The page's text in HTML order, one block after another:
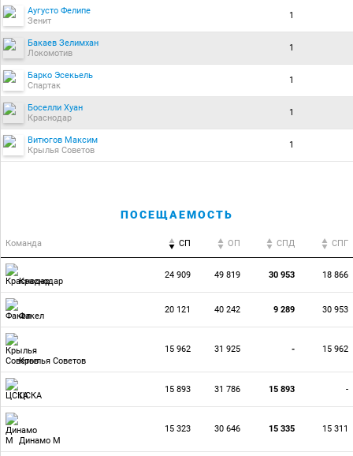
Аугусто Фелипе
Зенит
1
Бакаев Зелимхан
Локомотив
1
Барко Эсекьель
Спартак
1
Боселли Хуан
Краснодар
1
Витюгов Максим
Крылья Советов
1
ПОСЕЩАЕМОСТЬ
Команда СП ОП CПД CПГ
Краснодар
24 909 49 819 30 953 18 866
Факел
20 121 40 242 9 289 30 953
Крылья Советов
15 962 31 925 - 15 962
ЦСКА
15 893 31 786 15 893 -
Динамо М
15 323 30 646 15 335 15 311